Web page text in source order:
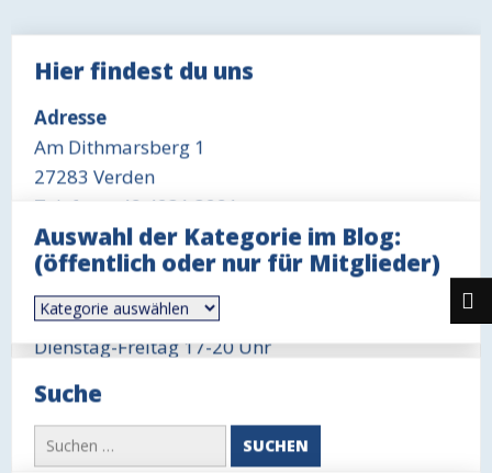
Hier findest du uns
Adresse
Am Dithmarsberg 1
27283 Verden
Telefon: +49 4231 3291
Öffnungszeit Büro
Mittwoch 18-19 Uhr
Öffnungszeit Gaststätte
Dienstag-Freitag 17-20 Uhr
Auswahl der Kategorie im Blog:
(öffentlich oder nur für Mitglieder)
Auswahl
der
im
(öffentlich
oder
nur
für
Mitglieder)
Suche
Suchen
nach: